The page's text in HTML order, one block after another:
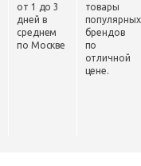
от 1 до 3
дней в
среднем
по Москве
товары
популярных
брендов
по
отличной
цене.